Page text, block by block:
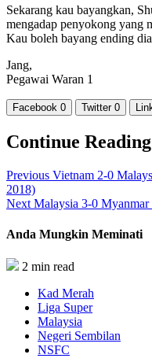
Sekarang kau bayangkan,
mengadap penyokong yang
Kau boleh bayang ending
Jang,
Pegawai Waran 1
Facebook 0 Twitter 0
Continue Reading
Previous Vietnam 2-0
2018)
Next Malaysia 3-0
Anda Mungkin Meminati
2 min read
Kad Merah
Liga Super
Malaysia
Negeri Sembilan
NSFC